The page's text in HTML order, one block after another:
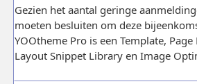
Gezien het aantal geringe
moeten besluiten om deze
YOOtheme Pro is een Template,
Layout Snippet Library en Image